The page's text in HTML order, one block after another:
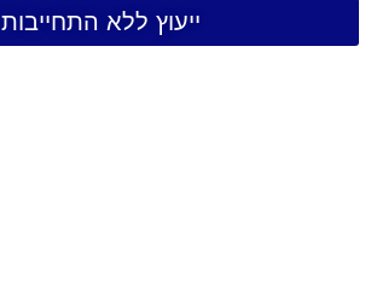
ייעוץ ללא התחייבות